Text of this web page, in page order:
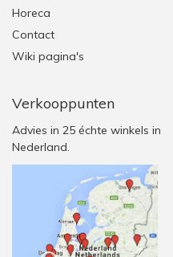
Horeca
Contact
Wiki pagina's
Verkooppunten
Advies in 25 échte winkels in
Nederland.